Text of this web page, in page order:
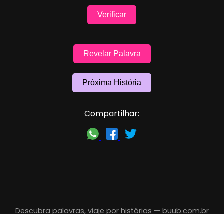
Verificar
Revelar Palavra
Próxima História
Compartilhar:
Descubra palavras, viaje por histórias — buub.com.br